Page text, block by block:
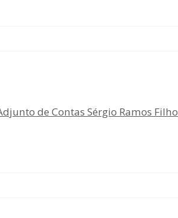
de Contas Sérgio Ramos Filho